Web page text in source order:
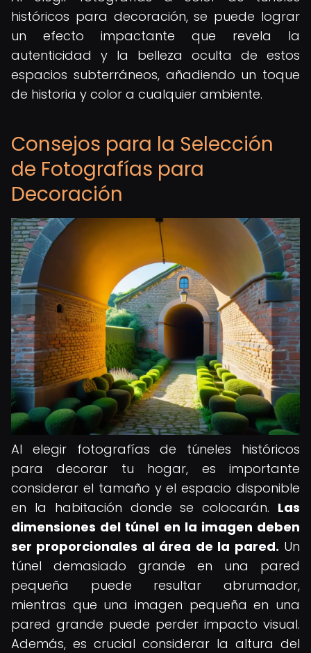
históricos para decoración, se puede lograr
un efecto impactante que revela la
autenticidad y la belleza oculta de estos
espacios subterráneos, añadiendo un toque
de historia y color a cualquier ambiente.
Consejos para la Selección
de Fotografías para
Decoración
Al elegir fotografías de túneles históricos
para decorar tu hogar, es importante
considerar el tamaño y el espacio disponible
en la habitación donde se colocarán. Las
dimensiones del túnel en la imagen deben
ser proporcionales al área de la pared. Un
túnel demasiado grande en una pared
pequeña puede resultar abrumador,
mientras que una imagen pequeña en una
pared grande puede perder impacto visual.
Además, es crucial considerar la altura del